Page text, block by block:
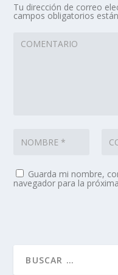
Tu dirección de correo
campos obligatorios
Guarda mi nombre,
navegador para la